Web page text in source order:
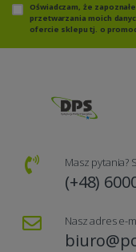
Oświadczam, że
przetwarzania moich
ofercie sklepu tj. o
Masz pytania?
(+48)
Nasz adres e-